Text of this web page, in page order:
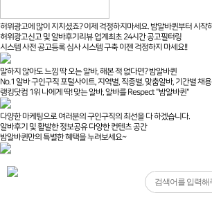
허위광고에 많이 지치셨죠? 이제 걱정하지마세요. 밤알바퀸부터 시작
허위광고신고 및 알바후기리뷰 업계최초 24시간 공고필터링
시스템 사전 공고등록 심사 시스템 구축 이젠 걱정하지 마세요!!
말하지 않아도 느낌 딱 오는 알바, 해본 적 없다면? 밤알바퀸
No.1 알바 구인구직 포털사이트, 지역별, 직종별, 맞춤알바, 기간별 채
랭킹닷컴 1위 나에게 딱! 맞는 알바, 알바를 Respect "밤알바퀸"
다양한 마케팅으로 여러분의 구인구직의 최선을 다 하겠습니다.
알바후기 및 활발한 정보공유 다양한 컨텐츠 공간
밤알바퀸만의 특별한 혜택을 누려보세요~